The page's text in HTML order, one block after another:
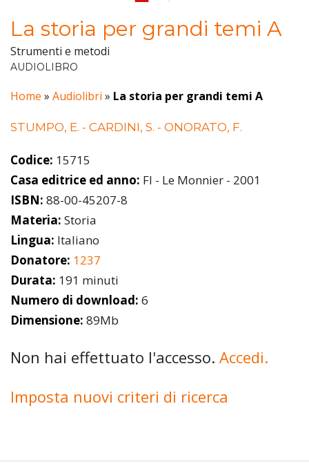
La storia per grandi temi A
Strumenti e metodi
AUDIOLIBRO
Home » Audiolibri » La storia per grandi temi A
STUMPO, E. - CARDINI, S. - ONORATO, F.
Codice: 15715
Casa editrice ed anno: FI - Le Monnier - 2001
ISBN: 88-00-45207-8
Materia: Storia
Lingua: Italiano
Donatore: 1237
Durata: 191 minuti
Numero di download: 6
Dimensione: 89Mb
Non hai effettuato l'accesso. Accedi.
Imposta nuovi criteri di ricerca